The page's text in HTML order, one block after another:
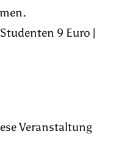
9 Euro |
Veranstaltung